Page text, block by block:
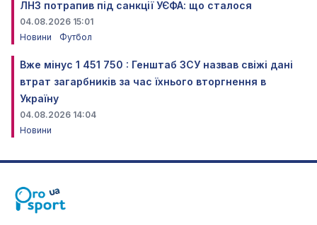
ЛНЗ потрапив під санкції УЄФА: що сталося
04.08.2026 15:01
Новини
Футбол
Вже мінус 1 451 750 : Генштаб ЗСУ назвав свіжі дані
втрат загарбників за час їхнього вторгнення в
Україну
04.08.2026 14:04
Новини